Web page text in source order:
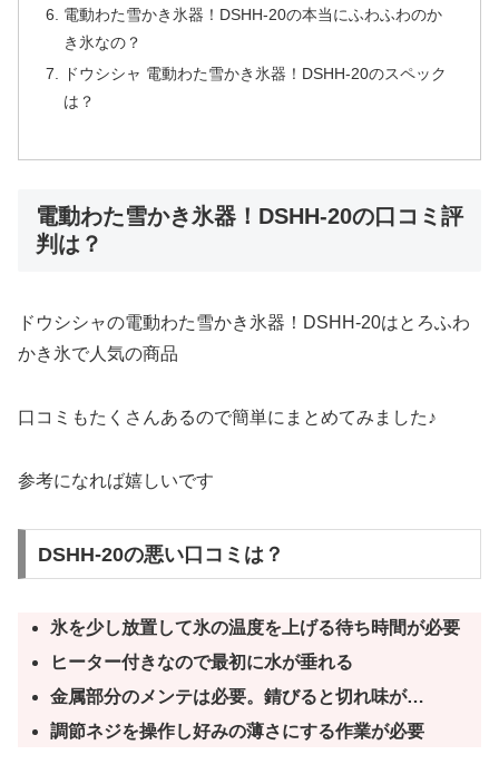
電動わた雪かき氷器！DSHH-20の本当にふわふわのか
き氷なの？
ドウシシャ 電動わた雪かき氷器！DSHH-20のスペック
は？
電動わた雪かき氷器！DSHH-20の口コミ評
判は？
ドウシシャの電動わた雪かき氷器！DSHH-20はとろふわ
かき氷で人気の商品
口コミもたくさんあるので簡単にまとめてみました♪
参考になれば嬉しいです
DSHH-20の悪い口コミは？
氷を少し放置して氷の温度を上げる待ち時間が必要
ヒーター付きなので最初に水が垂れる
金属部分のメンテは必要。錆びると切れ味が…
調節ネジを操作し好みの薄さにする作業が必要